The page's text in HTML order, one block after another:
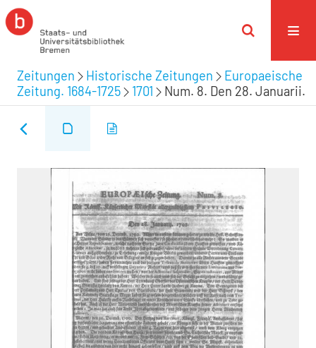
Zeitungen Historische Zeitungen
Europaeische
Zeitung. 1684-1725
1701 Num. 8. Den 28. Januarii.